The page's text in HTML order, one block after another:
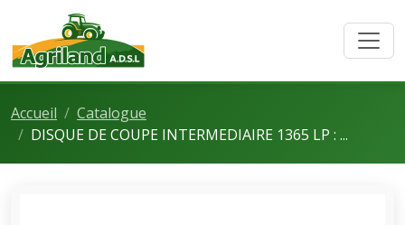
Accueil
Catalogue
DISQUE DE COUPE INTERMEDIAIRE 1365 LP : ...